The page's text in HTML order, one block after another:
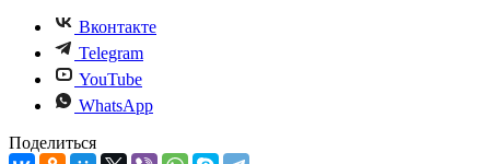
Вконтакте
Telegram
YouTube
WhatsApp
Поделиться